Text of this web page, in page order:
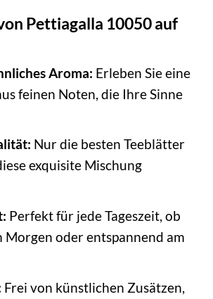
Pettiagalla 10050 auf
Aroma: Erleben Sie eine
feinen Noten, die Ihre Sinne
Nur die besten Teeblätter
exquisite Mischung
Perfekt für jede Tageszeit, ob
Morgen oder entspannend am
Frei von künstlichen Zusätzen,